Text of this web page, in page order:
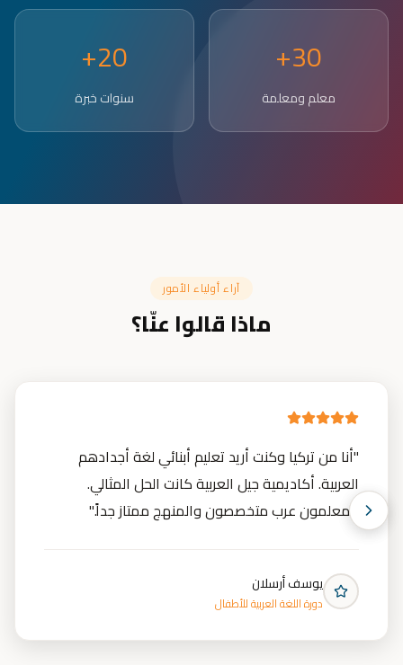
30+
معلم ومعلمة
20+
سنوات خبرة
آراء أولياء الأمور
ماذا قالوا عنّا؟
"أنا من تركيا وكنت أريد تعليم أبنائي لغة أجدادهم
العربية. أكاديمية جيل العربية كانت الحل المثالي.
المعلمون عرب متخصصون والمنهج ممتاز جداً."
يوسف أرسلان
دورة اللغة العربية للأطفال